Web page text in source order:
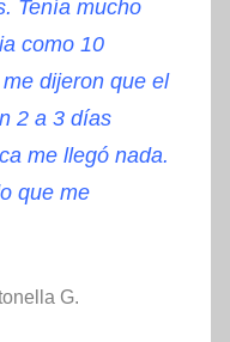
Tenía mucho
como 10
dijeron que el
2 a 3 días
me llegó nada.
que me
G.